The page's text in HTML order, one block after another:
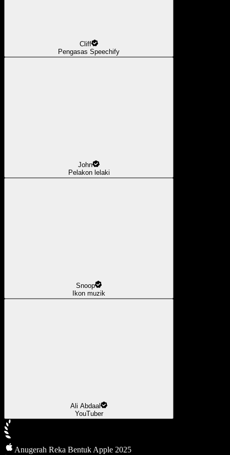
Cliff
Pengasas Speechify
John
Pelakon lelaki
Snoop
Ikon muzik
Ali Abdaal
YouTuber
Anugerah Reka Bentuk Apple 2025